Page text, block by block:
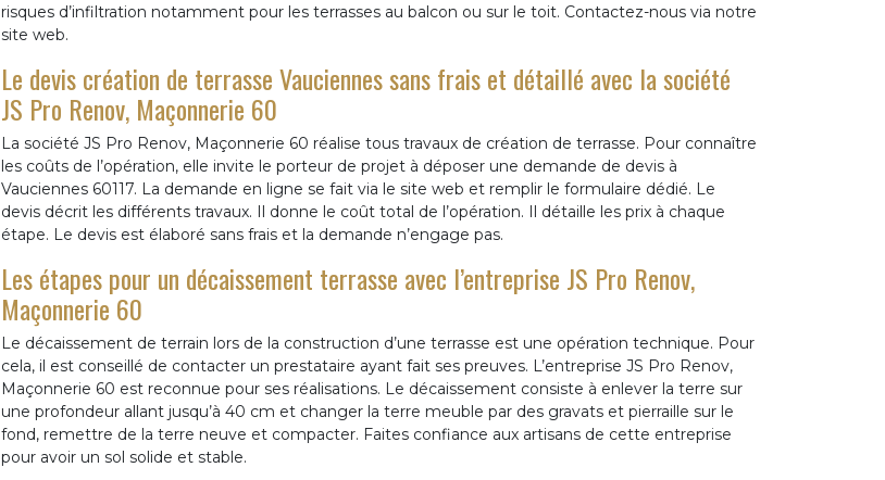
risques d’infiltration notamment pour les terrasses au balcon ou sur le toit. Contactez-nous via notre
site web.
Le devis création de terrasse Vauciennes sans frais et détaillé avec la société
JS Pro Renov, Maçonnerie 60
La société JS Pro Renov, Maçonnerie 60 réalise tous travaux de création de terrasse. Pour connaître
les coûts de l’opération, elle invite le porteur de projet à déposer une demande de devis à
Vauciennes 60117. La demande en ligne se fait via le site web et remplir le formulaire dédié. Le
devis décrit les différents travaux. Il donne le coût total de l’opération. Il détaille les prix à chaque
étape. Le devis est élaboré sans frais et la demande n’engage pas.
Les étapes pour un décaissement terrasse avec l’entreprise JS Pro Renov,
Maçonnerie 60
Le décaissement de terrain lors de la construction d’une terrasse est une opération technique. Pour
cela, il est conseillé de contacter un prestataire ayant fait ses preuves. L’entreprise JS Pro Renov,
Maçonnerie 60 est reconnue pour ses réalisations. Le décaissement consiste à enlever la terre sur
une profondeur allant jusqu’à 40 cm et changer la terre meuble par des gravats et pierraille sur le
fond, remettre de la terre neuve et compacter. Faites confiance aux artisans de cette entreprise
pour avoir un sol solide et stable.